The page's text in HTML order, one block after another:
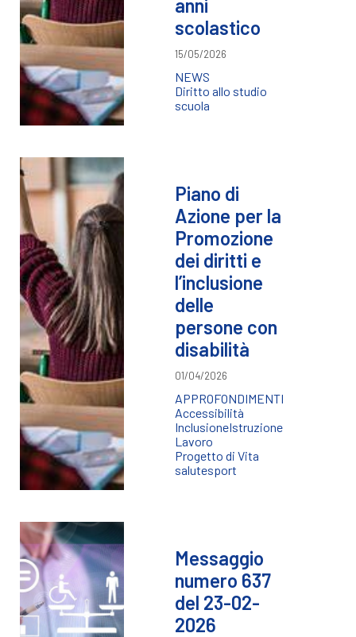
anni
scolastico
15/05/2026
NEWS
Diritto allo studio
scuola
Piano di
Azione per la
Promozione
dei diritti e
l’inclusione
delle
persone con
disabilità
01/04/2026
APPROFONDIMENTI
Accessibilità
InclusioneIstruzione
Lavoro
Progetto di Vita
salutesport
Messaggio
numero 637
del 23-02-
2026